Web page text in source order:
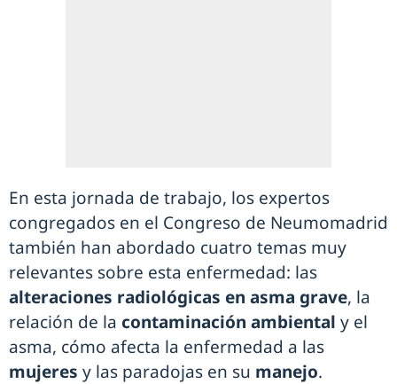
En esta jornada de trabajo, los expertos
congregados en el Congreso de Neumomadrid
también han abordado cuatro temas muy
relevantes sobre esta enfermedad: las
alteraciones radiológicas en asma grave, la
relación de la contaminación ambiental y el
asma, cómo afecta la enfermedad a las
mujeres y las paradojas en su manejo.